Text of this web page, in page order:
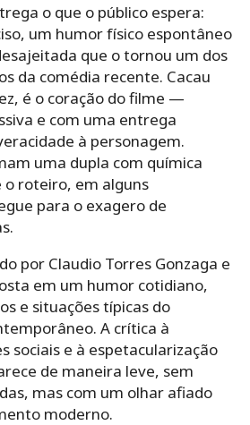
o que o público espera:
um humor físico espontâneo
que o tornou um dos
da comédia recente. Cacau
é o coração do filme —
e com uma entrega
à personagem.
uma dupla com química
o roteiro, em alguns
para o exagero de
por Claudio Torres Gonzaga e
em um humor cotidiano,
e situações típicas do
A crítica à
sociais e à espetacularização
de maneira leve, sem
mas com um olhar afiado
moderno.